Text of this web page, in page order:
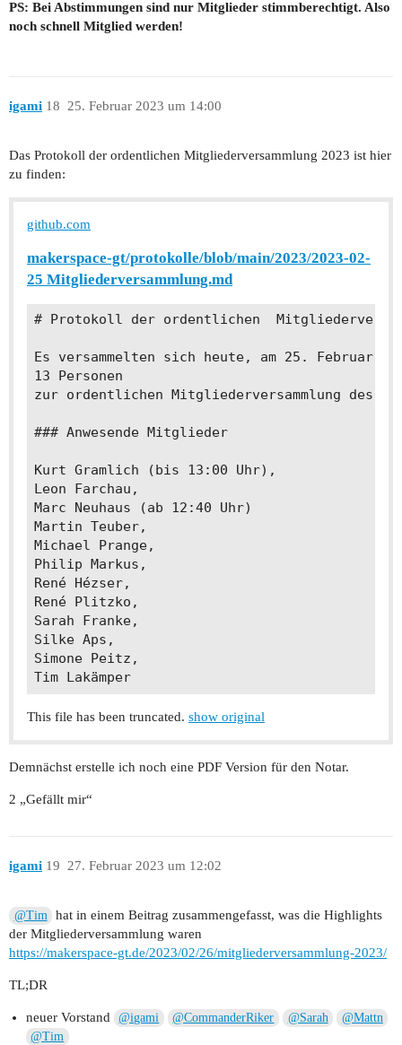
PS: Bei Abstimmungen sind nur Mitglieder stimmberechtigt. Also
noch schnell Mitglied werden!
igami 25. Februar 2023 um 14:00
18
Das Protokoll der ordentlichen Mitgliederversammlung 2023 ist hier
zu finden:
github.com
makerspace-gt/protokolle/blob/main/2023/2023-02-
25 Mitgliederversammlung.md
# Protokoll der ordentlichen
Es versammelten sich heute, am 25. Februar
13 Personen
zur ordentlichen Mitgliederversammlung des
### Anwesende Mitglieder
Kurt Gramlich (bis 13:00 Uhr),
Leon Farchau,
Marc Neuhaus (ab 12:40 Uhr)
Martin Teuber,
Michael Prange,
Philip Markus,
René Hézser,
René Plitzko,
Sarah Franke,
Silke Aps,
Simone Peitz,
Tim Lakämper
This file has been truncated. show original
Demnächst erstelle ich noch eine PDF Version für den Notar.
2 „Gefällt mir“
igami 27. Februar 2023 um 12:02
19
@Tim
hat in einem Beitrag zusammengefasst, was die Highlights
der Mitgliederversammlung waren
https://makerspace-gt.de/2023/02/26/mitgliederversammlung-2023/
TL;DR
neuer Vorstand @igami @CommanderRiker @Sarah
@Mattn
@Tim